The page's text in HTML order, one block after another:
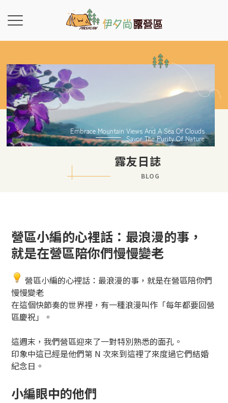
露友日誌
BLOG
Embrace Mountain Views And A Sea Of Clouds
Savor The Purity Of Nature
營區小編的心裡話：最浪漫的事，
就是在營區陪你們慢慢變老
營區小編的心裡話：最浪漫的事，就是在營區陪你們
慢慢變老
在這個快節奏的世界裡，有一種浪漫叫作「每年都要回營
區慶祝」。
這週末，我們營區迎來了一對特別熟悉的面孔。
印象中這已經是他們第 N 次來到這裡了來度過它們結婚
紀念日。
小編眼中的他們